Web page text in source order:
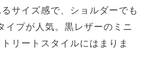
サイズ感で、ショルダーでも
イプが人気。黒レザーのミニ
リートスタイルにはまりま